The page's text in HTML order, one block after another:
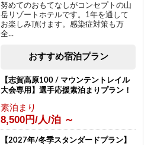
【冬／素泊まり】雪質抜群の志賀高
原！自由気ままなスキー旅
素泊まり
8,800円/人/泊 ～
努めてのおもてなしがコンセプトの山
岳リゾートホテルです。1年を通して
お楽しみ頂けます。感染症対策も万
全...
おすすめ宿泊プラン
【志賀高原100 / マウンテントレイル
大会専用】選手応援素泊まりプラン！
素泊まり
8,500円/人/泊 ～
【2027年/冬季スタンダードプラン】